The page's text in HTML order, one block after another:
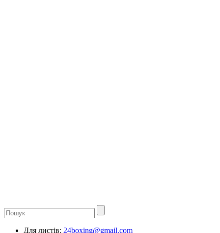
Для листів: 24boxing@gmail.com